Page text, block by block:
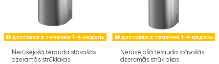
доставка в течение 1-4 недель
Nerūsējošā tērauda stāvošās
dzeramās strūklakas
доставка в течение 1-4 недель
Nerūsējošā tērauda stāvošās
dzeramās strūklakas